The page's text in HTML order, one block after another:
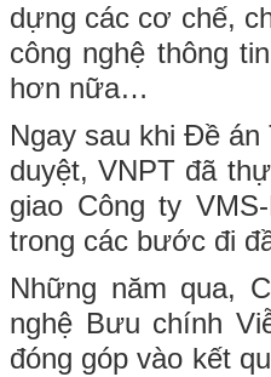
dựng các cơ chế,
công nghệ thông
hơn nữa…
Ngay sau khi Đề
duyệt, VNPT đã
giao Công ty
trong các bước đi
Những năm qua,
nghệ Bưu chính
đóng góp vào kết